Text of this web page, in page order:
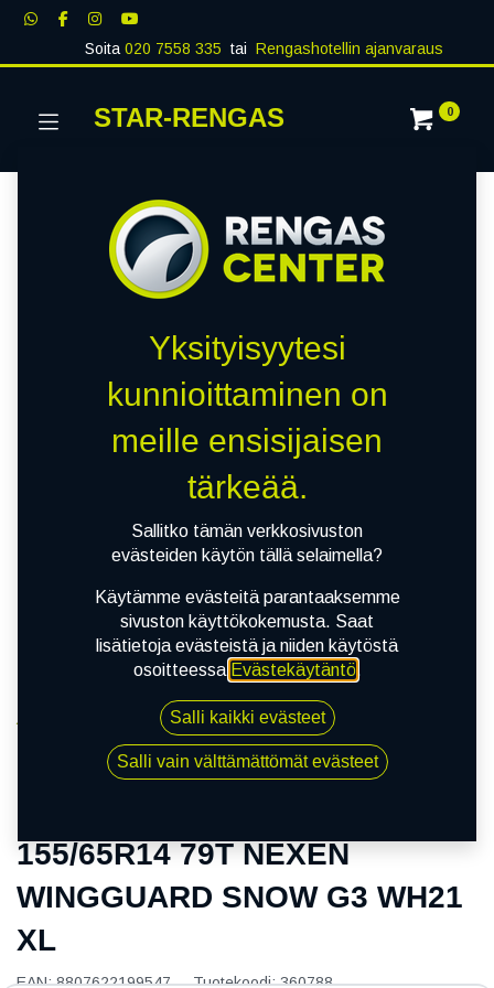
Soita020 7558 335 tai Rengashotellin ajanvaraus
STAR-RENGAS 0
155/65R14 79T NEXEN WINGGUARD SNOW G3
155/65R14 79T NEXEN
WINGGUARD SNOW G3 WH21
XL
EAN:8807622199547 Tuotekoodi:360788
Yksityisyytesi
kunnioittaminen on
meille ensisijaisen
tärkeää.
Sallitko tämän verkkosivuston
evästeiden käytön tällä selaimella?
Käytämme evästeitä parantaaksemme
sivuston käyttökokemusta. Saat
lisätietoja evästeistä ja niiden käytöstä
osoitteessa Evästekäytäntö.
Salli kaikki evästeet
Salli vain välttämättömät evästeet